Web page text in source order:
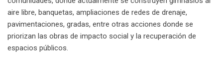
aire libre, banquetas, ampliaciones de redes de drenaje,
pavimentaciones, gradas, entre otras acciones donde se
priorizan las obras de impacto social y la recuperación de
espacios públicos.